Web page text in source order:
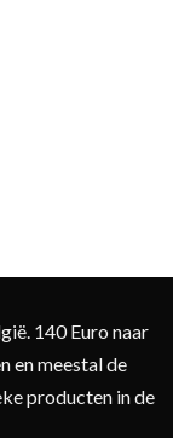
140 Euro naar
en meestal de
producten in de